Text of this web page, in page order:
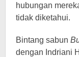
hubungan
tidak diketahui.
Bintang sabun
dengan Indriani